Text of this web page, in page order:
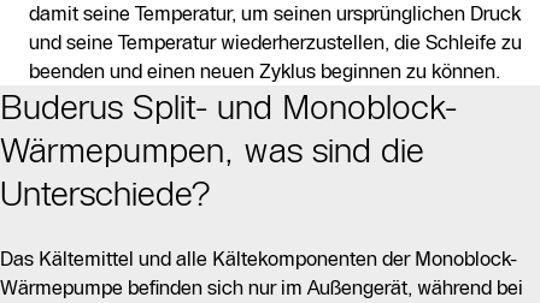
damit seine Temperatur, um seinen ursprünglichen Druck
und seine Temperatur wiederherzustellen, die Schleife zu
beenden und einen neuen Zyklus beginnen zu können.
Buderus Split- und Monoblock-
Wärmepumpen, was sind die
Unterschiede?
Das Kältemittel und alle Kältekomponenten der Monoblock-
Wärmepumpe befinden sich nur im Außengerät, während bei